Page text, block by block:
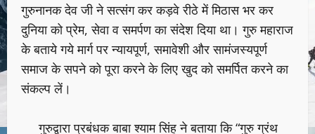
गुरुनानक देव जी ने सत्संग कर कड़वे रीठे में मिठास भर कर
दुनिया को प्रेम, सेवा व समर्पण का संदेश दिया था। गुरु महाराज
के बताये गये मार्ग पर न्यायपूर्ण, समावेशी और सामंजस्यपूर्ण
समाज के सपने को पूरा करने के लिए खुद को समर्पित करने का
संकल्प लें।
गुरुद्वारा प्रबंधक बाबा श्याम सिंह ने बताया कि “गुरु ग्रंथ